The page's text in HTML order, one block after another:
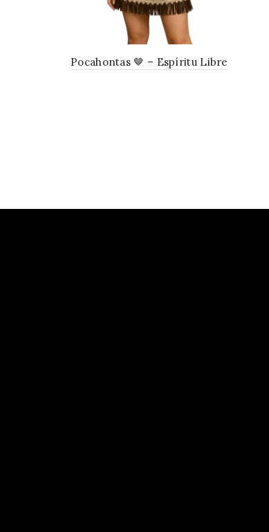
Pocahontas 🤎 – Espíritu Libre